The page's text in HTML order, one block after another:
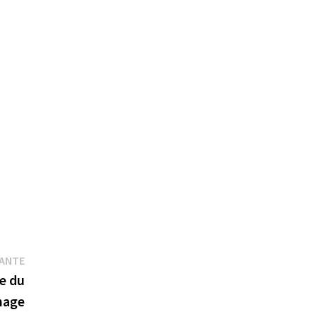
Publication
suivante :
du